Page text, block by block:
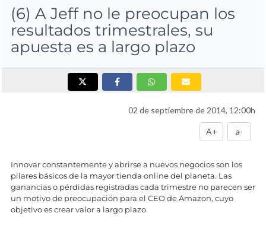
(6) A Jeff no le preocupan los
resultados trimestrales, su
apuesta es a largo plazo
02 de septiembre de 2014, 12:00h
A+ a-
Innovar constantemente y abrirse a nuevos negocios son los
pilares básicos de la mayor tienda online del planeta. Las
ganancias o pérdidas registradas cada trimestre no parecen ser
un motivo de preocupación para el CEO de Amazon, cuyo
objetivo es crear valor a largo plazo.